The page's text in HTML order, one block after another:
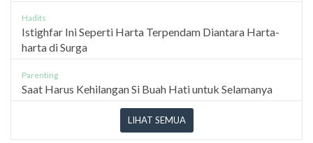
Hadits
Istighfar Ini Seperti Harta Terpendam Diantara Harta-
harta di Surga
Parenting
Saat Harus Kehilangan Si Buah Hati untuk Selamanya
LIHAT SEMUA